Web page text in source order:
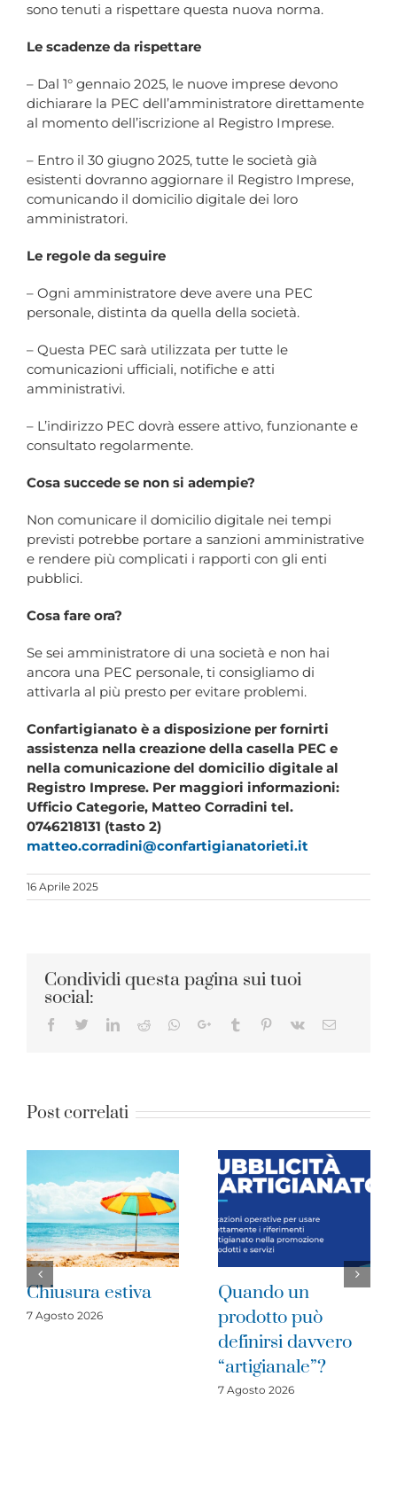
sono tenuti a rispettare questa nuova norma.
Le scadenze da rispettare
– Dal 1° gennaio 2025, le nuove imprese devono
dichiarare la PEC dell’amministratore direttamente
al momento dell’iscrizione al Registro Imprese.
– Entro il 30 giugno 2025, tutte le società già
esistenti dovranno aggiornare il Registro Imprese,
comunicando il domicilio digitale dei loro
amministratori.
Le regole da seguire
– Ogni amministratore deve avere una PEC
personale, distinta da quella della società.
– Questa PEC sarà utilizzata per tutte le
comunicazioni ufficiali, notifiche e atti
amministrativi.
– L’indirizzo PEC dovrà essere attivo, funzionante e
consultato regolarmente.
Cosa succede se non si adempie?
Non comunicare il domicilio digitale nei tempi
previsti potrebbe portare a sanzioni amministrative
e rendere più complicati i rapporti con gli enti
pubblici.
Cosa fare ora?
Se sei amministratore di una società e non hai
ancora una PEC personale, ti consigliamo di
attivarla al più presto per evitare problemi.
Confartigianato è a disposizione per fornirti
assistenza nella creazione della casella PEC e
nella comunicazione del domicilio digitale al
Registro Imprese. Per maggiori informazioni:
Ufficio Categorie, Matteo Corradini tel.
0746218131 (tasto 2)
matteo.corradini@confartigianatorieti.it
16 Aprile 2025
Condividi questa pagina sui tuoi
social:
Facebook
TwitterLinkedIn
RedditWhatsapp
Google+Tumblr Pinterest
Vk Email
Post correlati
Chiusura estiva
7 Agosto 2026
Quando un
prodotto può
definirsi davvero
“artigianale”?
7 Agosto 2026